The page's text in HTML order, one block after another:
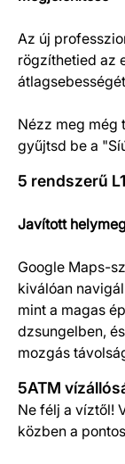
Az új
rögzíthetied az
Nézz meg még
gyűjtsd be a
5 rendszerű
Javított
Google Maps-
kiválóan
mint a magas
dzsungelben,
mozgás
5ATM
Ne félj a víztől!
közben a